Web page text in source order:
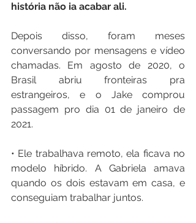
história não ia acabar ali.
Depois disso, foram meses
conversando por mensagens e vídeo
chamadas. Em agosto de 2020, o
Brasil abriu fronteiras pra
estrangeiros, e o Jake comprou
passagem pro dia 01 de janeiro de
2021.
• Ele trabalhava remoto, ela ficava no
modelo híbrido. A Gabriela amava
quando os dois estavam em casa, e
conseguiam trabalhar juntos.